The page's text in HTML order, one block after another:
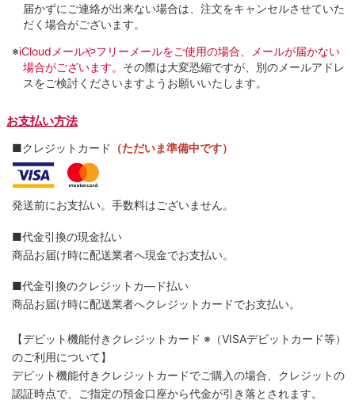
届かずにご連絡が出来ない場合は、注文をキャンセルさせていた
だく場合がございます。
※iCloudメールやフリーメールをご使用の場合、メールが届かない
場合がございます。 その際は大変恐縮ですが、別のメールアドレ
スをご検討くださいますようお願いいたします。
お支払い方法
■クレジットカード （ただいま準備中です）
発送前にお支払い。手数料はございません。
■代金引換の現金払い
商品お届け時に配送業者へ現金でお支払い。
■代金引換のクレジットカ―ド払い
商品お届け時に配送業者へクレジットカードでお支払い。
【デビット機能付きクレジットカード ※（VISAデビットカード等）
のご利用について】
デビット機能付きクレジットカードでご購入の場合、クレジットの
認証時点で、ご指定の預金口座から代金が引き落とされます。